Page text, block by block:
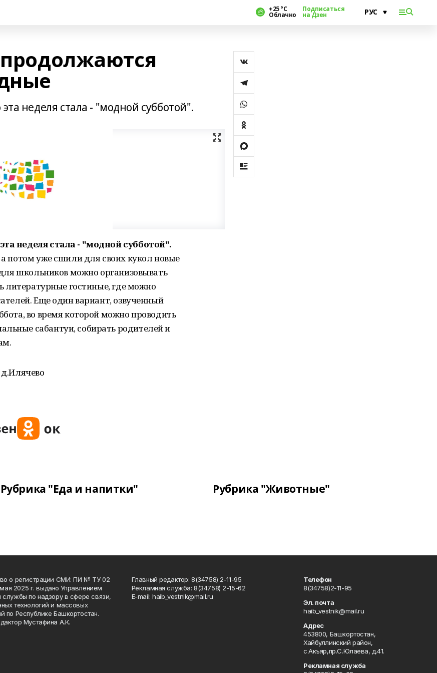
+25 °С
Облачно
Подписаться
на Дзен
неделя стала - "модной субботой".
неделя стала - "модной субботой".
потом уже сшили для своих кукол новые
школьников можно организовывать
литературные гостиные, где можно
Еще один вариант, озвученный
во время которой можно проводить
сабантуи, собирать родителей и
Рубрика "Еда и напитки" Рубрика "Животные"
о регистрации СМИ: ПИ № ТУ 02
2025 г. выдано Управлением
службы по надзору в сфере связи,
технологий и массовых
по Республике Башкортостан.
Мустафина А.К.
Главный редактор: 8(34758) 2-11-95
Рекламная служба: 8(34758) 2-15-62
Е-mаil: haib_vestnik@mail.ru
Телефон
8(34758)2-11-95
Эл. почта
haib_vestnik@mail.ru
Адрес
453800, Башкортостан,
Хайбуллинский район,
с.Акъяр,пр.С.Юлаева, д.41.
Рекламная служба